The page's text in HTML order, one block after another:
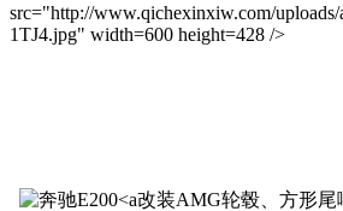
src="http://www.qichexinxiw.com/
1TJ4.jpg" width=600 height=428 />
改装AMG轮毂、方形尾